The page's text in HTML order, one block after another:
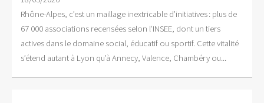
Rhône-Alpes, c’est un maillage inextricable d’initiatives : plus de
67 000 associations recensées selon l’INSEE, dont un tiers
actives dans le domaine social, éducatif ou sportif. Cette vitalité
s’étend autant à Lyon qu’à Annecy, Valence, Chambéry ou...